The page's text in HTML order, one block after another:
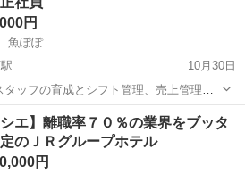
円
魚ぽぽ
10月30日
ッフの育成とシフト管理、売上管理、
未経験から始めた社員が活躍中!まずは
22日出勤/正
西駅 飲食
シエ】離職率７０％の業界をブッタ
のＪＲグループホテル
円